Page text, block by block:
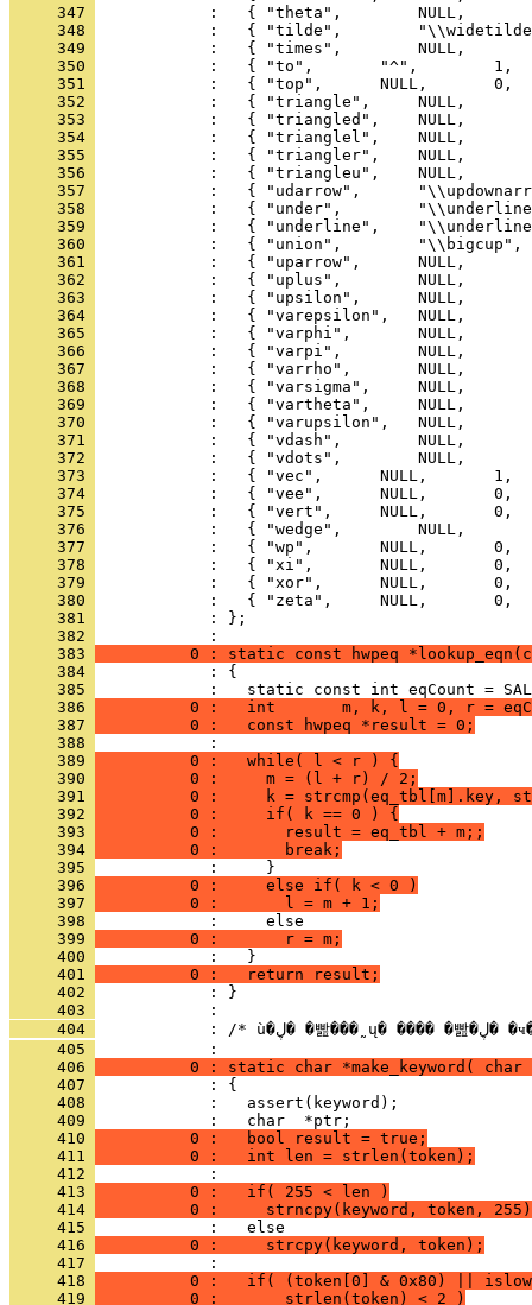
     347
     348
     349
     350
     351
     352
     353
     354
     355
     356
     357
     358
     359
     360
     361
     362
     363
     364
     365
     366
     367
     368
     369
     370
     371
     372
     373
     374
     375
     376
     377
     378
     379
     380
     381
            : };
     382
     383
0 : static const hwpeq
     384
     385
     386
0 :   int       m, k, l = 0, r =
     387
          0 :   const hwpeq *result = 0;
     388
     389
          0 :   while( l < r ) {
     390
          0 :     m = (l + r) / 2;
     391
0 :     k = strcmp(eq_tbl[m].key,
     392
          0 :     if( k == 0 ) {
     393
          0 :       result = eq_tbl + m;;
     394
          0 :       break;
     395
     396
          0 :     else if( k < 0 )
     397
          0 :       l = m + 1;
     398
     399
          0 :       r = m;
     400
     401
          0 :   return result;
     402
     403
     404
     405
     406
0 : static char *make_keyword( char
     407
     408
     409
     410
          0 :   bool result = true;
     411
          0 :   int len = strlen(token);
     412
     413
          0 :   if( 255 < len )
     414
0 :     strncpy(keyword, token,
     415
     416
          0 :     strcpy(keyword, token);
     417
     418
0 :   if( (token[0] & 0x80) ||
     419
          0 :       strlen(token) < 2 )